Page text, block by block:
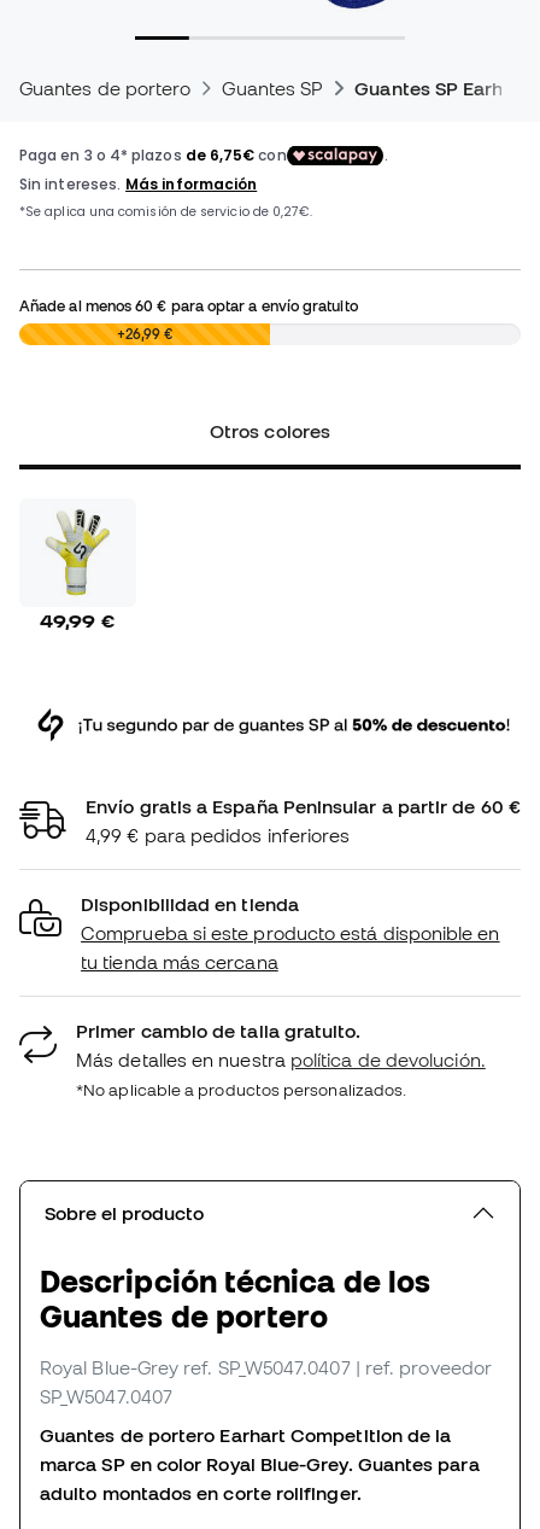
Guantes de portero Guantes SP Guantes SP Earhart
Añade al menos60 € para optar a envío gratuito
0,00 € +26,99 €
Otros colores
49,99 €
Envío gratis a España Peninsular a partir de 60 €
4,99 € para pedidos inferiores
Disponibilidad en tienda
Comprueba si este producto está disponible en
tu tienda más cercana
Primer cambio de talla gratuito.
Más detalles en nuestra política de devolución.
*No aplicable a productos personalizados.
Sobre el producto
Descripción técnica de los
Guantes de portero
Royal Blue-Grey ref. SP_W5047.0407 | ref. proveedor
SP_W5047.0407
Guantes de portero Earhart Competition de la
marca SP en color Royal Blue-Grey. Guantes para
adulto montados en corte rollfinger.